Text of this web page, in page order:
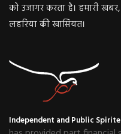
को उजागर करता है। हमारी
लहरिया की खासियत।
Independent and Public